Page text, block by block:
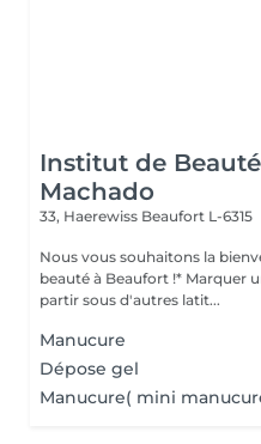
Institut de
Machado
33, Haerewiss Beaufort L-6315
Nous vous souhaitons la
beauté à Beaufort !* Marquer une pause beauté et bien-être,
partir sous d'autres latit...
Manucure
Dépose gel
Manucure( mini